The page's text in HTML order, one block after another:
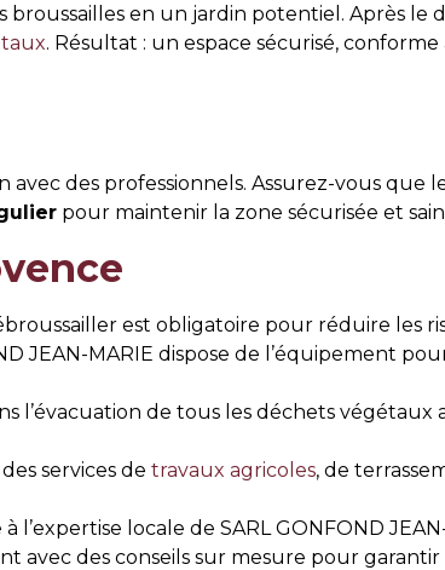
broussailles en un jardin potentiel. Après le
. Résultat : un espace sécurisé,
des professionnels. Assurez-vous que
pour maintenir la zone sécurisée et
est obligatoire pour réduire les
JEAN-MARIE dispose de l’équipement
l’évacuation de tous les déchets végétaux
services de travaux agricoles, de
locale de SARL GONFOND
avec des conseils sur mesure pour